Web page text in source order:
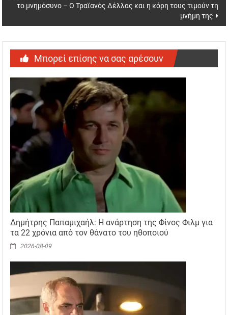
το μνημόσυνο – Ο Τραϊανός Δέλλας και η κόρη τους τιμούν τη
μνήμη της
Μπορεί επίσης να σας αρέσουν
Δημήτρης Παπαμιχαήλ: Η ανάρτηση της Φίνος Φιλμ για
τα 22 χρόνια από τον θάνατο του ηθοποιού
2026-08-09